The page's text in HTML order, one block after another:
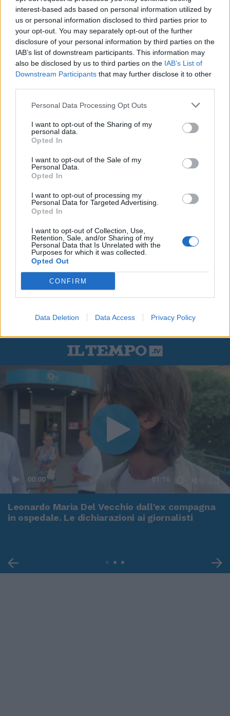
interest-based ads based on personal information utilized by
us or personal information disclosed to third parties prior to
your opt-out. You may separately opt-out of the further
disclosure of your personal information by third parties on the
IAB’s list of downstream participants. This information may
also be disclosed by us to third parties on the IAB’s List of
Downstream Participants that may further disclose it to other
Personal Data Processing Opt Outs
I want to opt-out of the Sharing of my
personal data.
Opted In
I want to opt-out of the Sale of my
Personal Data.
Opted In
I want to opt-out of processing my
Personal Data for Targeted Advertising.
Opted In
I want to opt-out of Collection, Use,
Retention, Sale, and/or Sharing of my
Personal Data that Is Unrelated with the
Purposes for which it was collected.
Opted Out
CONFIRM
Data Deletion Data Access Privacy Policy
00:00 01:16
Leonardo Maria Del Vecchio dall'ex compagna
in ospedale. Le dichiarazioni ai giornalisti